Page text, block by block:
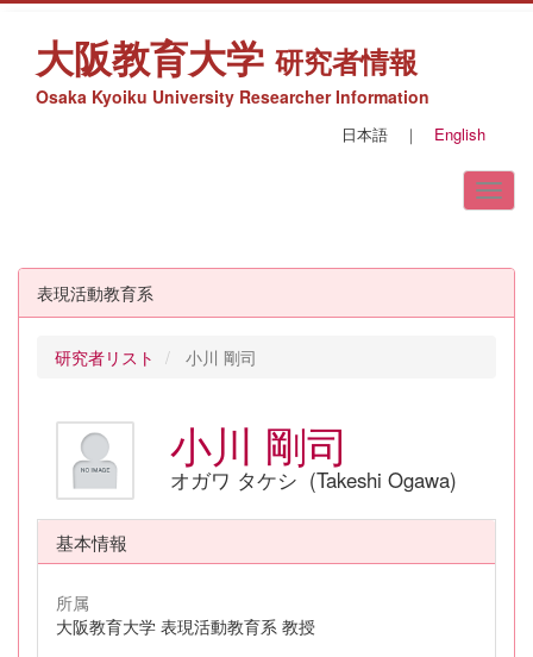
大阪教育大学 研究者情報
Osaka Kyoiku University Researcher Information
日本語 ｜ English
表現活動教育系
研究者リスト 小川 剛司
小川 剛司
オガワ タケシ (Takeshi Ogawa)
基本情報
所属
大阪教育大学 表現活動教育系 教授